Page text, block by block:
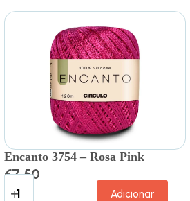
Encanto 3754 – Rosa Pink
€7.50
Adicionar